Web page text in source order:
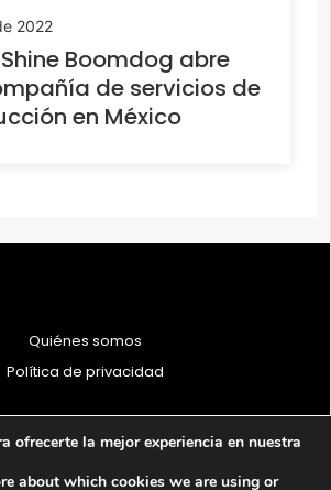
2022
Boomdog abre
de servicios de
en México
Quiénes somos
Política de privacidad
ofrecerte la mejor experiencia en nuestra
about which cookies we are using or